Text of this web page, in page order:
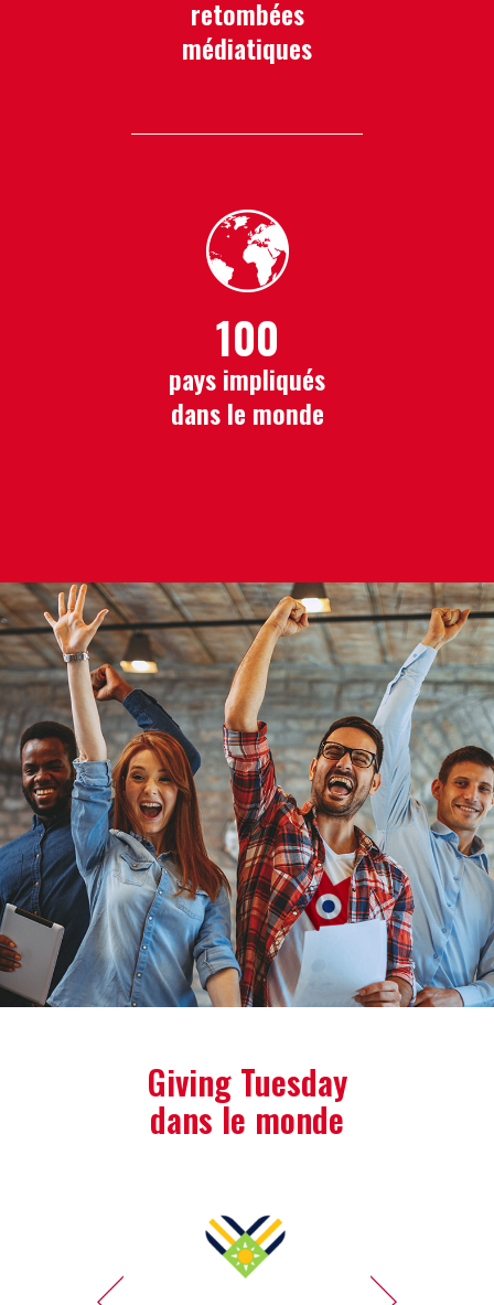
retombées
médiatiques
100
pays impliqués
dans le monde
Giving Tuesday
dans le monde